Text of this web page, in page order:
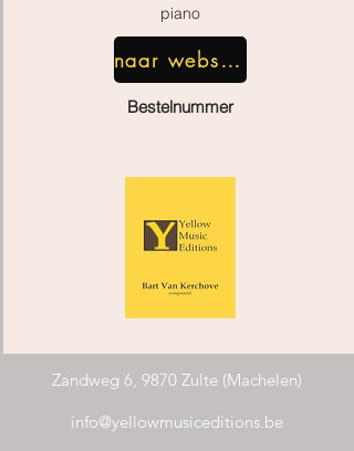
piano
naar webshop
Bestelnummer
Zandweg 6, 9870 Zulte (Machelen)
info@yellowmusiceditions.be